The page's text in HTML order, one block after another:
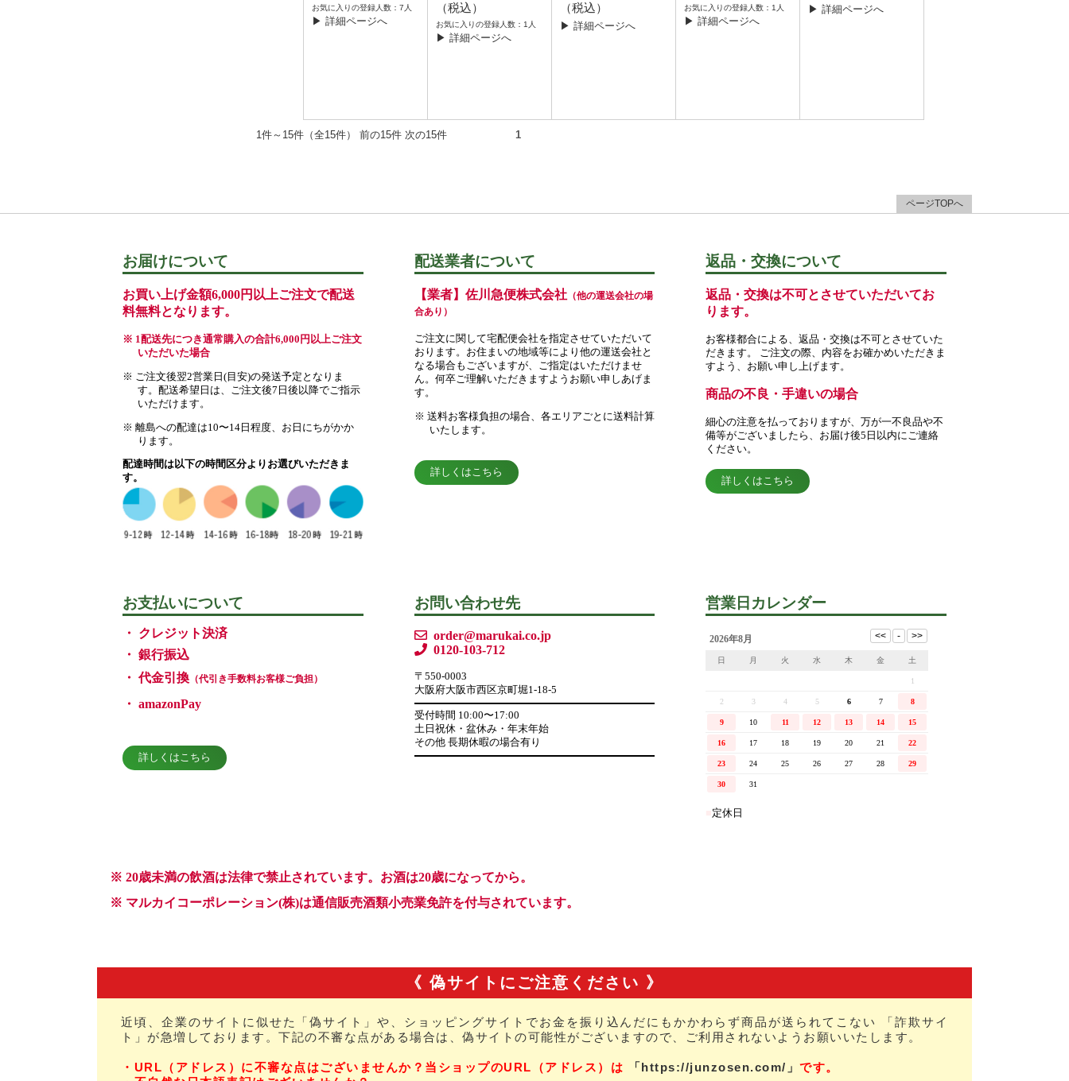
お気に入りの登録人数：7人
▶ 詳細ページへ
（税込）
お気に入りの登録人数：1人
▶ 詳細ページへ
（税込）
▶ 詳細ページへ
お気に入りの登録人数：1人
▶ 詳細ページへ
▶ 詳細ページへ
1件～15件（全15件） 前の15件 次の15件 1
《 偽サイトにご注意ください 》
近頃、企業のサイトに似せた「偽サイト」や、ショッピングサイトでお金を振り込んだにもかかわらず商品が送られてこない 「詐欺サイ
ト」が急増しております。下記の不審な点がある場合は、偽サイトの可能性がございますので、ご利用されないようお願いいたします。
・URL（アドレス）に不審な点はございませんか？当ショップのURL（アドレス）は 「https://junzosen.com/」 です。
ページTOPへ